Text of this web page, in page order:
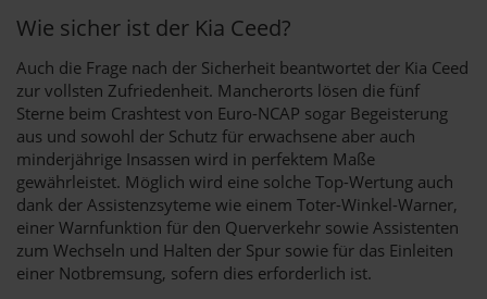
Wie sicher ist der Kia Ceed?
Auch die Frage nach der Sicherheit beantwortet der Kia Ceed
zur vollsten Zufriedenheit. Mancherorts lösen die fünf
Sterne beim Crashtest von Euro-NCAP sogar Begeisterung
aus und sowohl der Schutz für erwachsene aber auch
minderjährige Insassen wird in perfektem Maße
gewährleistet. Möglich wird eine solche Top-Wertung auch
dank der Assistenzsyteme wie einem Toter-Winkel-Warner,
einer Warnfunktion für den Querverkehr sowie Assistenten
zum Wechseln und Halten der Spur sowie für das Einleiten
einer Notbremsung, sofern dies erforderlich ist.